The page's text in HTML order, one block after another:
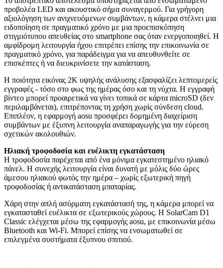
προβολέα LED και ακουστικό σήμα συναγερμού. Για γρήγορη
αξιολόγηση των ανιχνευόμενων συμβάντων, η κάμερα στέλνει μια
ειδοποίηση σε πραγματικό χρόνο με μια προεπισκόπηση
στιγμιότυπου απευθείας στο smartphone σας όταν ενεργοποιηθεί. Η
αμφίδρομη λειτουργία ήχου επιτρέπει επίσης την επικοινωνία σε
πραγματικό χρόνο, για παράδειγμα για να απευθυνθείτε σε
επισκέπτες ή να διευκρινίσετε την κατάσταση.
Η ποιότητα εικόνας 2K υψηλής ανάλυσης εξασφαλίζει λεπτομερείς
εγγραφές - τόσο στο φως της ημέρας όσο και τη νύχτα. Η εγγραφή
βίντεο μπορεί προαιρετικά να γίνει τοπικά σε κάρτα microSD (δεν
περιλαμβάνεται), επιτρέποντας τη χρήση χωρίς σύνδεση cloud.
Επιπλέον, η εφαρμογή aosu προσφέρει δομημένη διαχείριση
συμβάντων με έξυπνη λειτουργία αναπαραγωγής για την εύρεση
σχετικών ακολουθιών.
Ηλιακή τροφοδοσία και ευέλικτη εγκατάσταση
Η τροφοδοσία παρέχεται από ένα μόνιμα εγκατεστημένο ηλιακό
πάνελ. Η συνεχής λειτουργία είναι δυνατή με μόλις δύο ώρες
άμεσου ηλιακού φωτός την ημέρα – χωρίς εξωτερική πηγή
τροφοδοσίας ή αντικατάσταση μπαταρίας.
Χάρη στην απλή ασύρματη εγκατάστασή της, η κάμερα μπορεί να
εγκατασταθεί ευέλικτα σε εξωτερικούς χώρους. Η SolarCam D1
Classic ελέγχεται μέσω της εφαρμογής aosu, με επικοινωνία μέσω
Bluetooth και Wi-Fi. Μπορεί επίσης να ενσωματωθεί σε
επιλεγμένα συστήματα έξυπνου σπιτιού.